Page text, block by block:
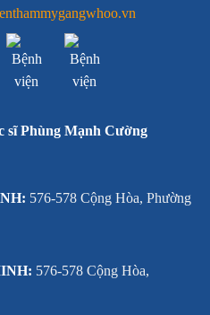
sĩ Phùng Mạnh Cường
576-578 Cộng Hòa, Phường
576-578 Cộng Hòa,